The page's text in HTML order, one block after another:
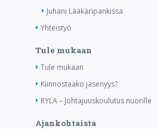
Juhani Lääkäripankissa
Yhteistyö
Tule mukaan
Tule mukaan
Kiinnostaako jäsenyys?
RYLA – Johtajuuskoulutus nuorille
Ajankohtaista